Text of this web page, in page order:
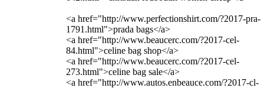
<a href="http://www.perfectionshirt.com/?2017-pra-
1791.html">prada bags</a>
<a href="http://www.beaucerc.com/?2017-cel-
84.html">celine bag shop</a>
<a href="http://www.beaucerc.com/?2017-cel-
273.html">celine bag sale</a>
<a href="http://www.autos.enbeauce.com/?2017-cl-